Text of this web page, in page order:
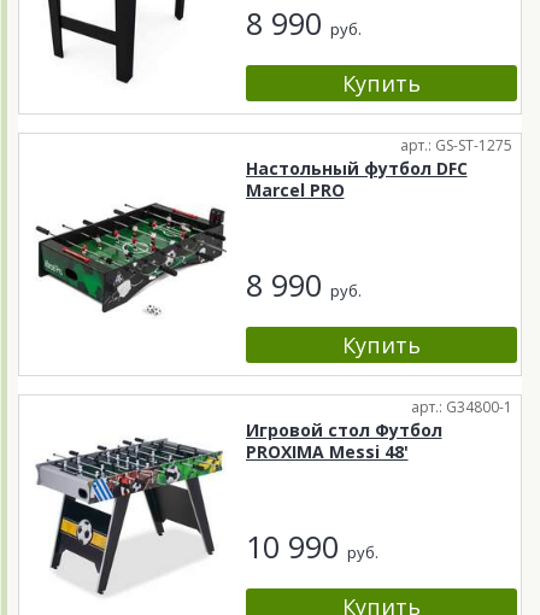
8 990 руб.
арт.: GS-ST-1275
Настольный футбол DFC
Marcel PRO
8 990 руб.
арт.: G34800-1
Игровой стол Футбол
PROXIMA Messi 48'
10 990 руб.